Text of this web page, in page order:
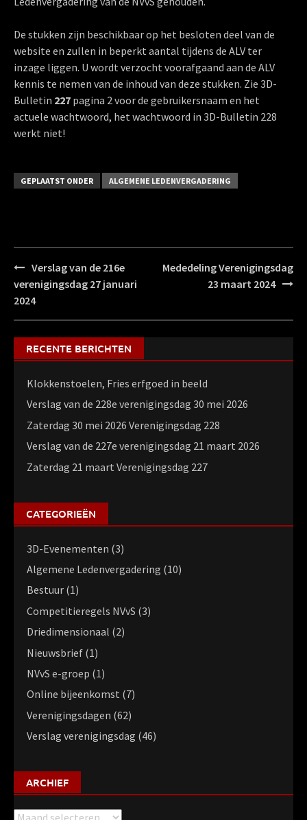
De stukken zijn beschikbaar op het besloten deel van de
website en zullen in beperkt aantal tijdens de ALV ter
inzage liggen. U wordt verzocht voorafgaand aan de ALV
kennis te nemen van de inhoud van deze stukken. Zie 3D-
Bulletin 227 pagina 2 voor de gebruikersnaam en het
actuele wachtwoord, het wachtwoord in 3D-Bulletin 228
werkt niet!
GEPLAATST ONDER ALGEMENE LEDENVERGADERING
Bericht
navigatie
Verslag van de 216e
verenigingsdag 27 januari
2024
Mededeling Verenigingsdag
23 maart 2024
RECENTE BERICHTEN
Klokkenstoelen, Fries erfgoed in beeld
Verslag van de 228e verenigingsdag 30 mei 2026
Zaterdag 30 mei 2026 Verenigingsdag 228
Verslag van de 227e verenigingsdag 21 maart 2026
Zaterdag 21 maart Verenigingsdag 227
CATEGORIEËN
3D-Evenementen (3)
Algemene Ledenvergadering (10)
Bestuur (1)
Competitieregels NVvS (3)
Driedimensionaal (2)
Nieuwsbrief (1)
NVvS e-groep (1)
Online bijeenkomst (7)
Verenigingsdagen (62)
Verslag verenigingsdag (46)
ARCHIEF
Archief